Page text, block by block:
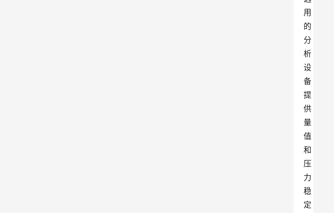
用
的
分
析
设
备
提
供
量
值
和
压
力
稳
定